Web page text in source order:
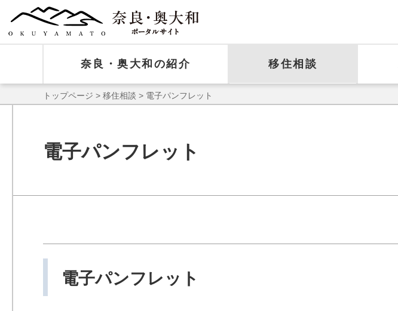
奈良・奥大和の紹介 移住相談
トップページ > 移住相談 > 電子パンフレット
電子パンフレット
電子パンフレット